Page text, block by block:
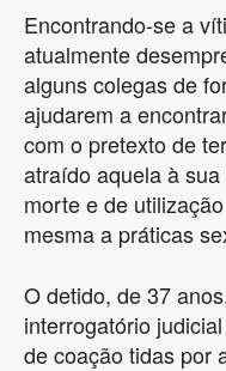
Encontrando-se a
atualmente
alguns colegas de
ajudarem a
com o pretexto de
atraído aquela à
morte e de
mesma a práticas
O detido, de 37
interrogatório
de coação tidas por